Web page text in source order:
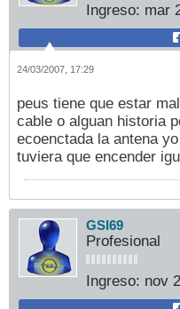
Ingreso: mar
24/03/2007, 17:29
peus tiene que estar
cable o alguan historia
ecoenctada la antena
tuviera que encender
GSI69
Profesional
Ingreso: nov